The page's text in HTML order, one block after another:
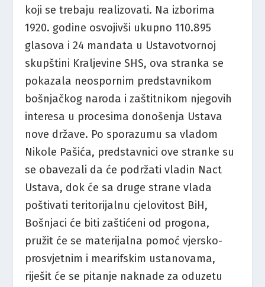
koji se trebaju realizovati. Na izborima
1920. godine osvojivši ukupno 110.895
glasova i 24 mandata u Ustavotvornoj
skupštini Kraljevine SHS, ova stranka se
pokazala neospornim predstavnikom
bošnjačkog naroda i zaštitnikom njegovih
interesa u procesima donošenja Ustava
nove države. Po sporazumu sa vladom
Nikole Pašića, predstavnici ove stranke su
se obavezali da će podržati vladin Nact
Ustava, dok će sa druge strane vlada
poštivati teritorijalnu cjelovitost BiH,
Bošnjaci će biti zaštićeni od progona,
pružit će se materijalna pomoć vjersko-
prosvjetnim i mearifskim ustanovama,
riješit će se pitanje naknade za oduzetu